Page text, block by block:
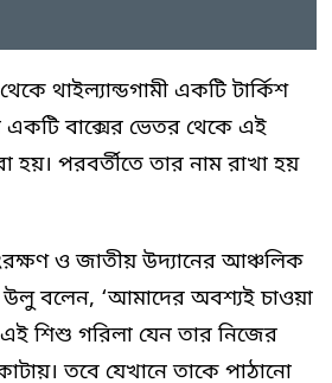
থাইল্যান্ডগামী একটি টার্কিশ
একটি বাক্সের ভেতর থেকে এই
হয়। পরবর্তীতে তার নাম রাখা হয়
ও জাতীয় উদ্যানের আঞ্চলিক
উলু বলেন, ‘আমাদের অবশ্যই চাওয়া
শিশু গরিলা যেন তার নিজের
তবে যেখানে তাকে পাঠানো